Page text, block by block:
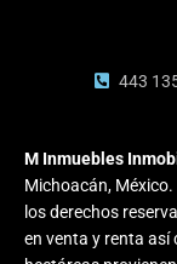
443
M Inmuebles
Michoacán,
los derechos
en venta y renta